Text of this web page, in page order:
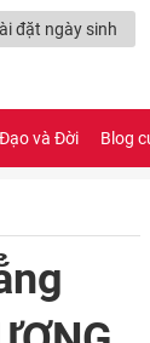
đặt ngày sinh
Đạo và Đời Blog